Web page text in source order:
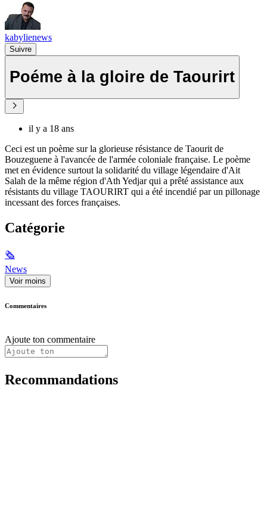
kabylienews
Suivre
Poéme à la gloire de Taourirt
il y a 18 ans
Ceci est un poème sur la glorieuse résistance de Taourit de
Bouzeguene à l'avancée de l'armée coloniale française. Le poème
met en évidence surtout la solidarité du village légendaire d'Ait
Salah de la même région d'Ath Yedjar qui a prêté assistance aux
résistants du village TAOURIRT qui a été incendié par un pillonage
incessant des forces françaises.
Catégorie
🗞
News
Voir moins
Commentaires
Ajoute ton commentaire
Recommandations